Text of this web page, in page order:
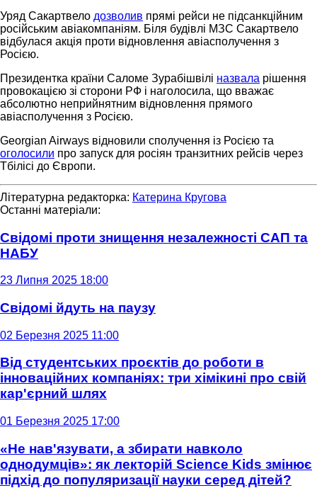
Уряд Сакартвело дозволив прямі рейси не підсанкційним
російським авіакомпаніям. Біля будівлі МЗС Сакартвело
відбулася акція проти відновлення авіасполучення з
Росією.
Президентка країни Саломе Зурабішвілі назвала рішення
провокацією зі сторони РФ і наголосила, що вважає
абсолютно неприйнятним відновлення прямого
авіасполучення з Росією.
Georgian Airways відновили сполучення із Росією та
оголосили про запуск для росіян транзитних рейсів через
Тбілісі до Європи.
Літературна редакторка: Катерина Кругова
Останні матеріали:
Свідомі проти знищення незалежності САП та
НАБУ
23 Липня 2025 18:00
Свідомі йдуть на паузу
02 Березня 2025 11:00
Від студентських проєктів до роботи в
інноваційних компаніях: три хімікині про свій
кар'єрний шлях
01 Березня 2025 17:00
«Не нав'язувати, а збирати навколо
однодумців»: як лекторій Science Kids змінює
підхід до популяризації науки серед дітей?